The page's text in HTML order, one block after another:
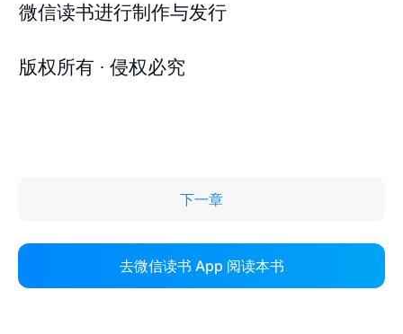
下一章
去微信读书 App 阅读本书